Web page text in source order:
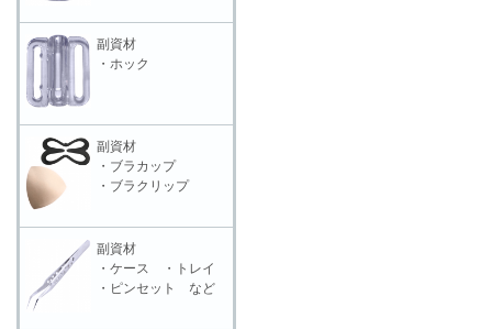
副資材
・ホック
副資材
・ブラカップ
・ブラクリップ
副資材
・ケース ・トレイ
・ピンセット など